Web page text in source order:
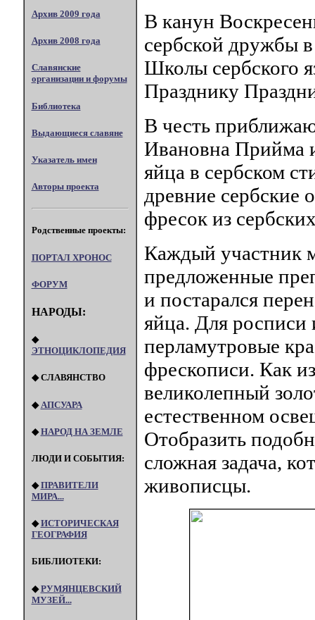
Архив 2009 года
Архив 2008 года
Славянские
организации и форумы
Библиотека
Выдающиеся славяне
Указатель имен
Авторы проекта
Родственные проекты:
ПОРТАЛ XPOHOC
ФОРУМ
НАРОДЫ:
◆
ЭТНОЦИКЛОПЕДИЯ
◆ СЛАВЯНСТВО
◆ АПСУАРА
◆НАРОД НА ЗЕМЛЕ
ЛЮДИ И СОБЫТИЯ:
◆ПРАВИТЕЛИ
МИРА...
◆ИСТОРИЧЕСКАЯ
ГЕОГРАФИЯ
БИБЛИОТЕКИ:
◆РУМЯНЦЕВСКИЙ
МУЗЕЙ...
В канун
сербской дружбы
Школы сербского
Празднику
В честь
Ивановна Прийма
яйца в сербском
древние сербские
фресок из
Каждый участник
предложенные
и постарался
яйца. Для росписи
перламутровые
фрескописи. Как
великолепный
естественном
Отобразить
сложная задача,
живописцы.